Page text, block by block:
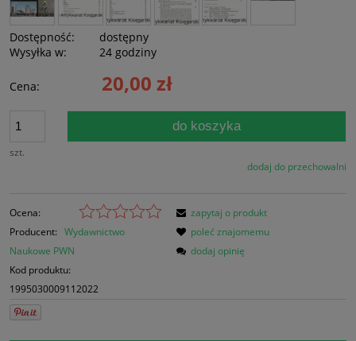
Dostępność:
dostępny
Wysyłka w:
24 godziny
Cena: 20,00 zł
szt.
do koszyka
dodaj do przechowalni
Ocena:
Producent: Wydawnictwo
Naukowe PWN
Kod produktu:
1995030009112022
zapytaj o produkt
poleć znajomemu
dodaj opinię